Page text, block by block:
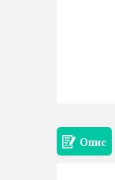
Опис